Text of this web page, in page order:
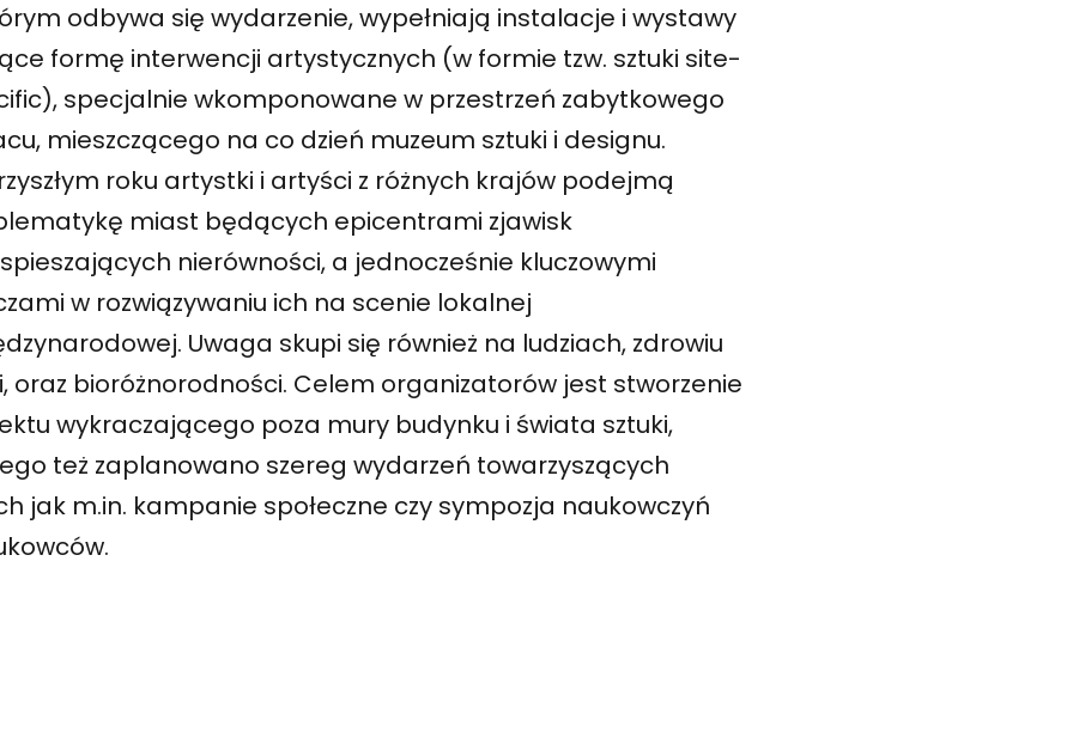
odbywa się wydarzenie, wypełniają instalacje i wystawy
formę interwencji artystycznych (w formie tzw. sztuki site-
specjalnie wkomponowane w przestrzeń zabytkowego
mieszczącego na co dzień muzeum sztuki i designu.
roku artystki i artyści z różnych krajów podejmą
miast będących epicentrami zjawisk
nierówności, a jednocześnie kluczowymi
w rozwiązywaniu ich na scenie lokalnej
Uwaga skupi się również na ludziach, zdrowiu
oraz bioróżnorodności. Celem organizatorów jest stworzenie
wykraczającego poza mury budynku i świata sztuki,
też zaplanowano szereg wydarzeń towarzyszących
jak m.in. kampanie społeczne czy sympozja naukowczyń